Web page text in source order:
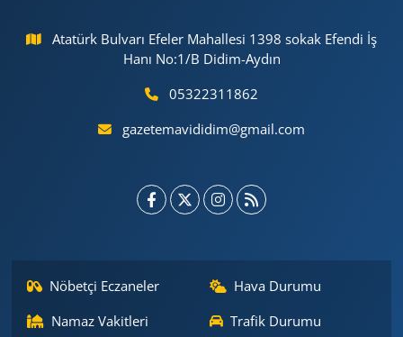
Atatürk Bulvarı Efeler Mahallesi 1398 sokak Efendi İş
Hanı No:1/B Didim-Aydın
05322311862
gazetemavididim@gmail.com
Nöbetçi Eczaneler
Hava Durumu
Namaz Vakitleri
Trafik Durumu